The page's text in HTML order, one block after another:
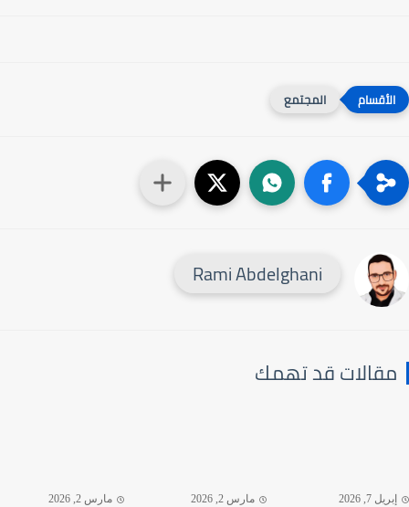
المجتمع
Rami Abdelghani
قد تهمك
7, 2026 مارس 2, 2026 مارس 2, 2026